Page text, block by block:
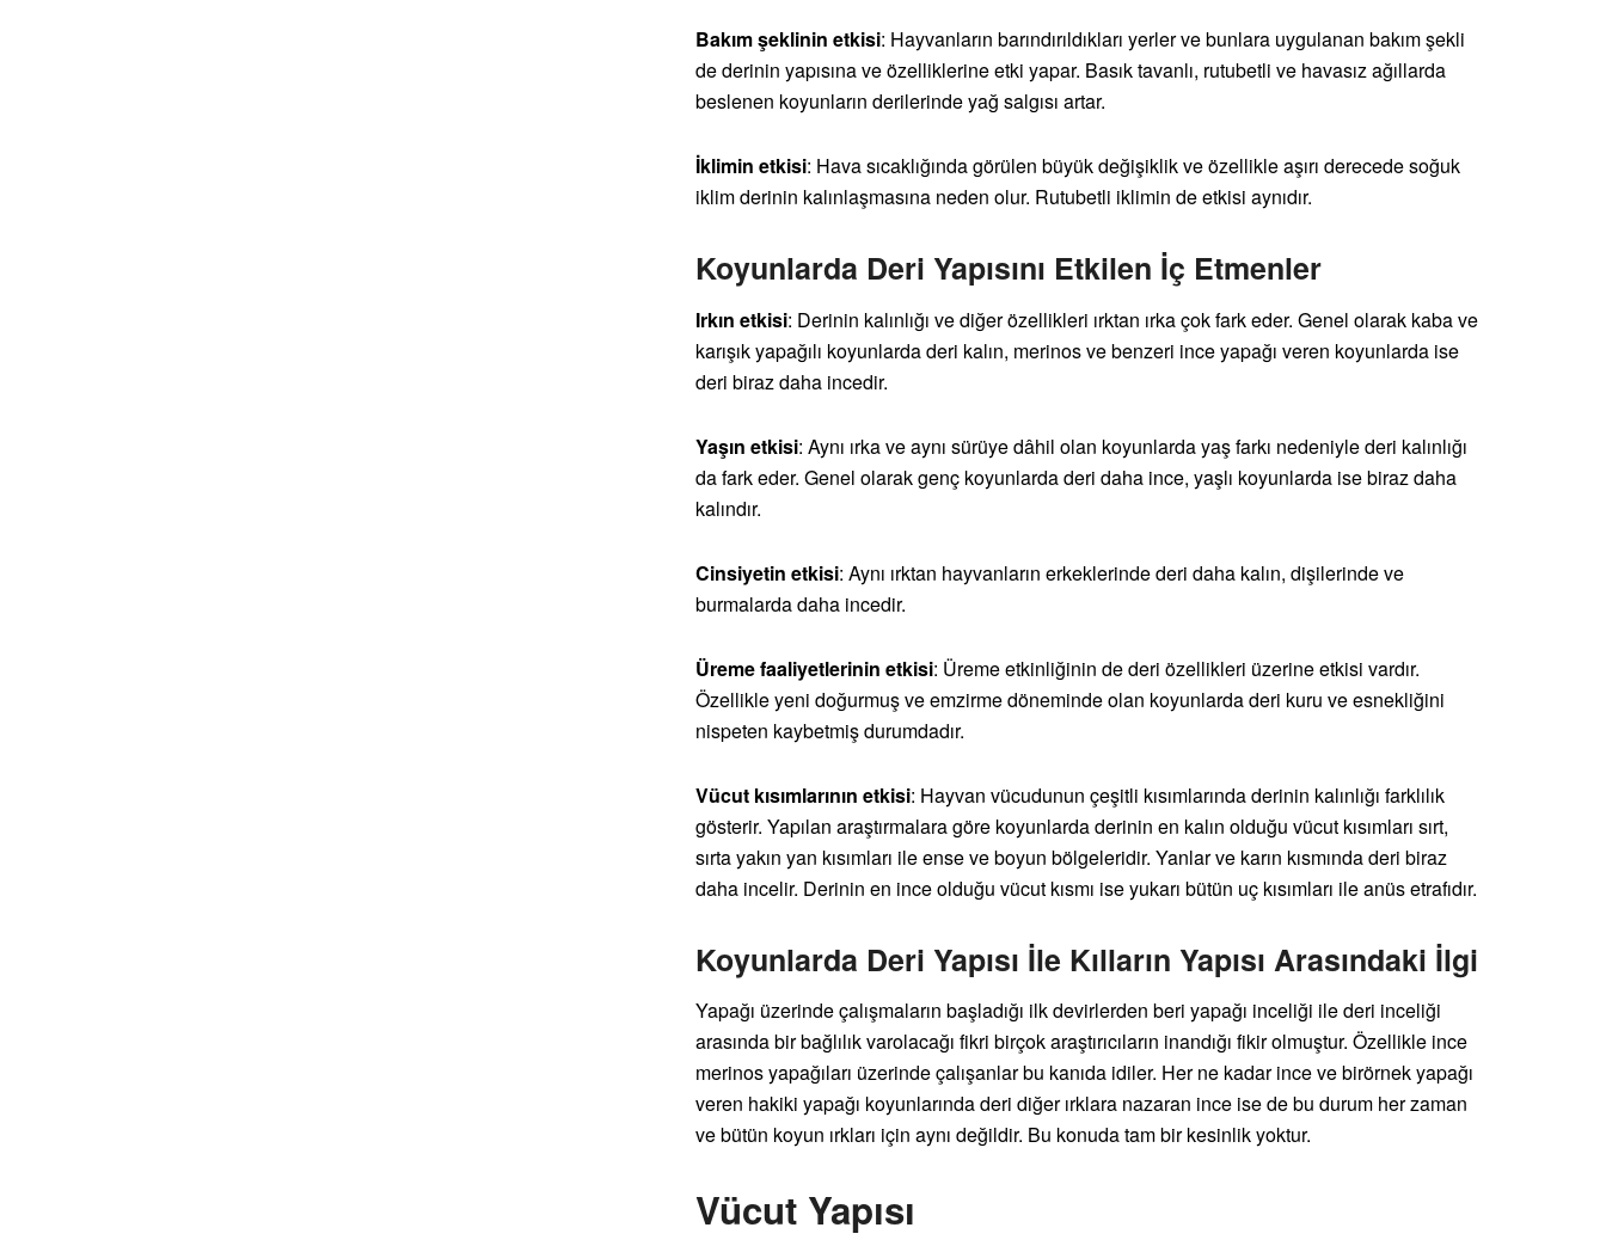
Bakım şeklinin etkisi: Hayvanların barındırıldıkları yerler ve bunlara uygulanan bakım şekli
de derinin yapısına ve özelliklerine etki yapar. Basık tavanlı, rutubetli ve havasız ağıllarda
beslenen koyunların derilerinde yağ salgısı artar.
İklimin etkisi: Hava sıcaklığında görülen büyük değişiklik ve özellikle aşırı derecede soğuk
iklim derinin kalınlaşmasına neden olur. Rutubetli iklimin de etkisi aynıdır.
Koyunlarda Deri Yapısını Etkilen İç Etmenler
Irkın etkisi: Derinin kalınlığı ve diğer özellikleri ırktan ırka çok fark eder. Genel olarak kaba ve
karışık yapağılı koyunlarda deri kalın, merinos ve benzeri ince yapağı veren koyunlarda ise
deri biraz daha incedir.
Yaşın etkisi: Aynı ırka ve aynı sürüye dâhil olan koyunlarda yaş farkı nedeniyle deri kalınlığı
da fark eder. Genel olarak genç koyunlarda deri daha ince, yaşlı koyunlarda ise biraz daha
kalındır.
Cinsiyetin etkisi: Aynı ırktan hayvanların erkeklerinde deri daha kalın, dişilerinde ve
burmalarda daha incedir.
Üreme faaliyetlerinin etkisi: Üreme etkinliğinin de deri özellikleri üzerine etkisi vardır.
Özellikle yeni doğurmuş ve emzirme döneminde olan koyunlarda deri kuru ve esnekliğini
nispeten kaybetmiş durumdadır.
Vücut kısımlarının etkisi: Hayvan vücudunun çeşitli kısımlarında derinin kalınlığı farklılık
gösterir. Yapılan araştırmalara göre koyunlarda derinin en kalın olduğu vücut kısımları sırt,
sırta yakın yan kısımları ile ense ve boyun bölgeleridir. Yanlar ve karın kısmında deri biraz
daha incelir. Derinin en ince olduğu vücut kısmı ise yukarı bütün uç kısımları ile anüs etrafıdır.
Koyunlarda Deri Yapısı İle Kılların Yapısı Arasındaki İlgi
Yapağı üzerinde çalışmaların başladığı ilk devirlerden beri yapağı inceliği ile deri inceliği
arasında bir bağlılık varolacağı fikri birçok araştırıcıların inandığı fikir olmuştur. Özellikle ince
merinos yapağıları üzerinde çalışanlar bu kanıda idiler. Her ne kadar ince ve birörnek yapağı
veren hakiki yapağı koyunlarında deri diğer ırklara nazaran ince ise de bu durum her zaman
ve bütün koyun ırkları için aynı değildir. Bu konuda tam bir kesinlik yoktur.
Vücut Yapısı